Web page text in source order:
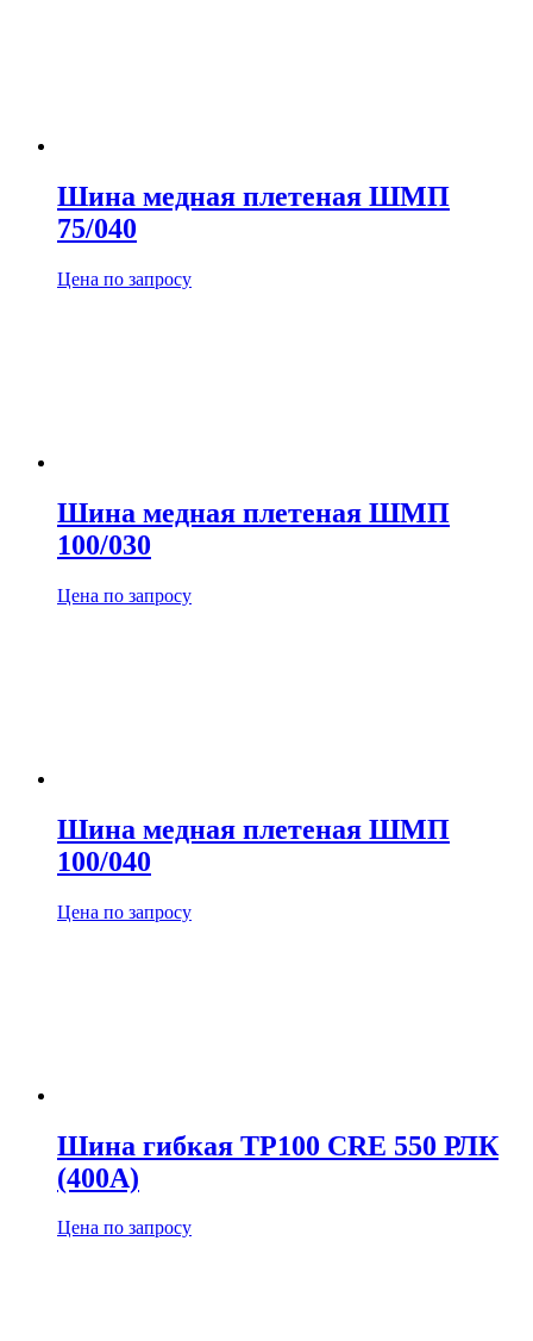
Шина медная плетеная ШМП
75/040
Цена по запросу
Шина медная плетеная ШМП
100/030
Цена по запросу
Шина медная плетеная ШМП
100/040
Цена по запросу
Шина гибкая TP100 CRE 550 РЛК
(400А)
Цена по запросу